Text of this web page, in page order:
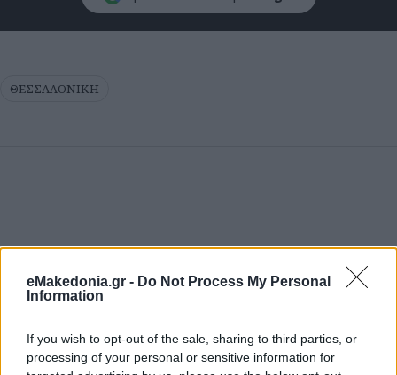
eMakedonia.gr - Do Not Process My Personal
Information
If you wish to opt-out of the sale, sharing to third parties, or
processing of your personal or sensitive information for
ΘΕΣΣΑΛΟΝΙΚΗ